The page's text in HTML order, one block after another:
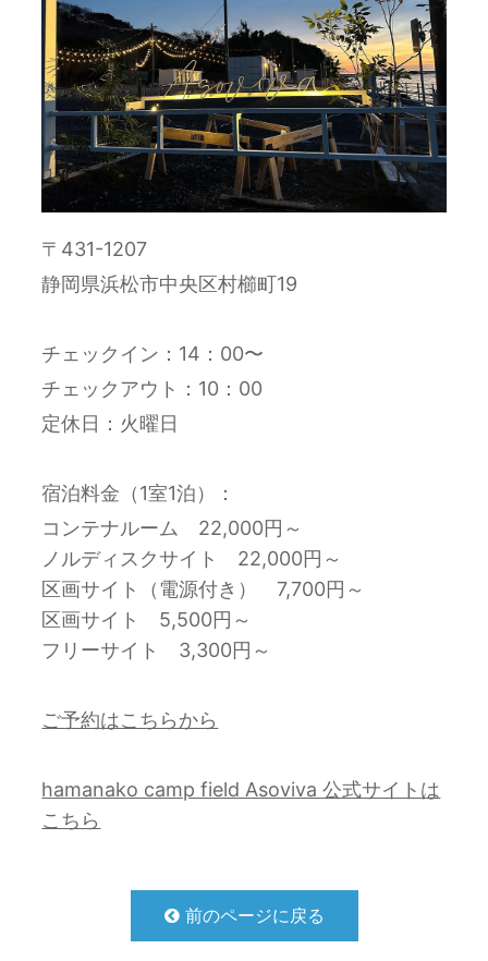
〒431-1207
静岡県浜松市中央区村櫛町19
チェックイン：14：00〜
チェックアウト：10：00
定休日：火曜日
宿泊料金（1室1泊）：
コンテナルーム 22,000円～
ノルディスクサイト 22,000円～
区画サイト（電源付き） 7,700円～
区画サイト 5,500円～
フリーサイト 3,300円～
ご予約はこちらから
hamanako camp field Asoviva 公式サイトは
こちら
前のページに戻る